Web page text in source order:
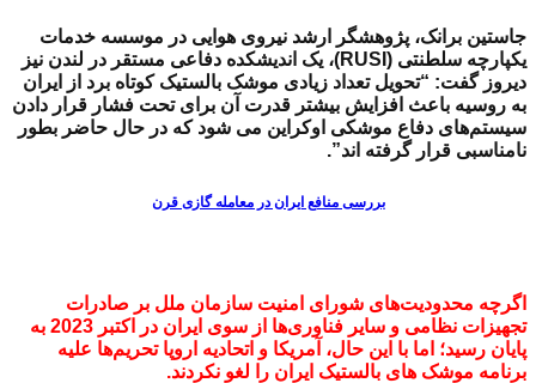
جاستین برانک، پژوهشگر ارشد نیروی هوایی در موسسه خدمات
یکپارچه سلطنتی (RUSI)، یک اندیشکده دفاعی مستقر در لندن نیز
دیروز گفت: “تحویل تعداد زیادی موشک بالستیک کوتاه برد از ایران
به روسیه باعث افزایش بیشتر قدرت آن برای تحت فشار قرار دادن
سیستم‌های دفاع موشکی اوکراین می شود که در حال حاضر بطور
نامناسبی قرار گرفته اند”.
بررسی منافع ایران در معامله گازی قرن
اگرچه محدودیت‌های شورای امنیت سازمان ملل بر صادرات
تجهیزات نظامی و سایر فناوری‌ها از سوی ایران در اکتبر 2023 به
پایان رسید؛ اما با این حال، آمریکا و اتحادیه اروپا تحریم‌ها علیه
برنامه موشک های بالستیک ایران را لغو نکردند.